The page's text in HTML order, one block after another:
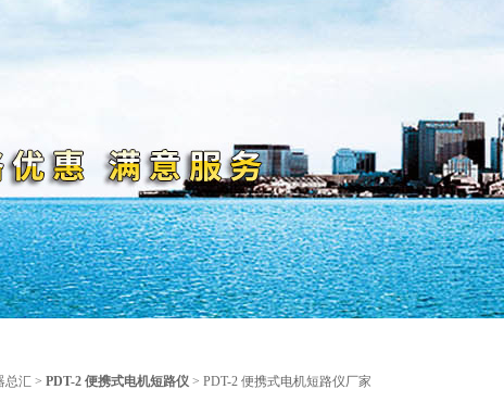
总汇 > PDT-2 便携式电机短路仪 > PDT-2 便携式电机短路仪厂家